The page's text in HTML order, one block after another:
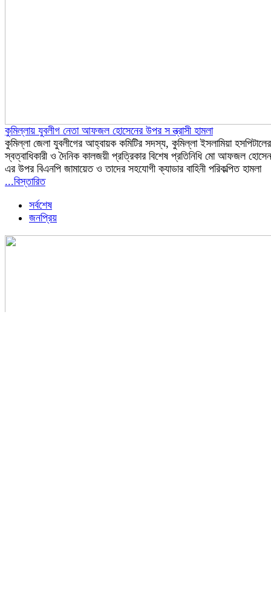
কুমিল্লায় যুবলীগ নেতা আফজল হোসেনের উপর স ন্ত্রাসী হামলা
কুমিল্লা জেলা যুবলীগের আহ্বায়ক কমিটির সদস্য, কুমিল্লা ইসলামিয়া হসপিটালের
স্বত্বাধিকারী ও দৈনিক কালজয়ী প্রত্রিকার বিশেষ প্রতিনিধি মো আফজল হোসেন
এর উপর বিএনপি জামায়েত ও তাদের সহযোগী ক্যাডার বাহিনী পরিকল্পিত হামলা
...বিস্তারিত
সর্বশেষ
জনপ্রিয়